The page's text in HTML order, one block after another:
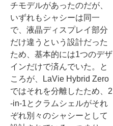
チモデルがあったのだが、
いずれもシャシーは同一
で、液晶ディスプレイ部分
だけ違うという設計だった
ため、基本的には1つのデザ
インだけで済んでいた。と
ころが、LaVie Hybrid Zero
ではそれを分離したため、2
-in-1とクラムシェルがそれ
ぞれ別々のシャシーとして